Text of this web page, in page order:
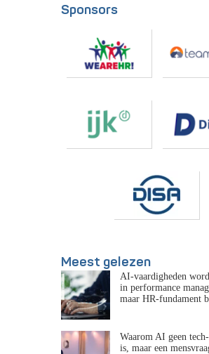
Sponsors
Meest gelezen
AI-vaardigheden
in performance
maar HR-fundament
Waarom AI geen
is, maar een